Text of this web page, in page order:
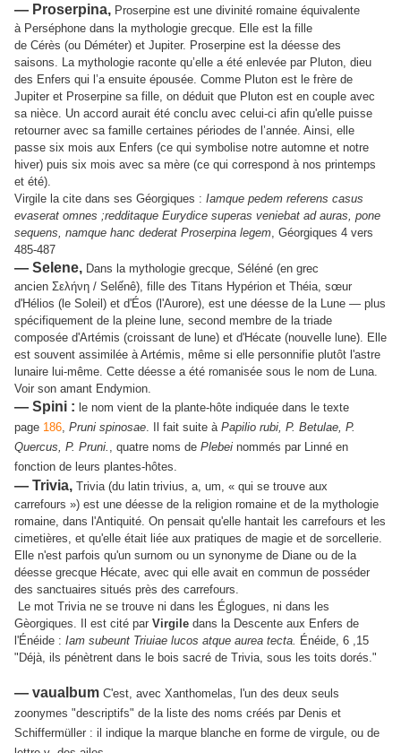
— Proserpina, Proserpine est une divinité romaine équivalente
à Perséphone dans la mythologie grecque. Elle est la fille
de Cérès (ou Déméter) et Jupiter. Proserpine est la déesse des
saisons.
La mythologie raconte qu’elle a été enlevée par Pluton, dieu
des Enfers qui l’a ensuite épousée. Comme Pluton est le frère de
Jupiter et Proserpine sa fille, on déduit que Pluton est en couple avec
sa nièce. Un accord aurait été conclu avec celui-ci afin qu'elle puisse
retourner avec sa famille certaines périodes de l’année. Ainsi, elle
passe six mois aux Enfers (ce qui symbolise notre automne et notre
hiver) puis six mois avec sa mère (ce qui correspond à nos printemps
et été).
Virgile la cite dans ses Géorgiques : Iamque pedem referens casus
evaserat omnes ;redditaque Eurydice superas veniebat ad auras, pone
sequens, namque hanc dederat Proserpina legem , Géorgiques 4 vers
485-487
— Selene, Dans la mythologie grecque, Séléné (en grec
ancien Σελήνη / Selếnê), fille des Titans Hypérion et Théia, sœur
d'Hélios (le Soleil) et d'Éos (l'Aurore), est une déesse de la Lune — plus
spécifiquement de la pleine lune, second membre de la triade
composée d'Artémis (croissant de lune) et d'Hécate (nouvelle lune). Elle
est souvent assimilée à Artémis, même si elle personnifie plutôt l'astre
lunaire lui-même. Cette déesse a été romanisée sous le nom de Luna.
Voir son amant Endymion.
— Spini : le nom vient de la plante-hôte indiquée dans le texte
page 186 Pruni spinosae . Il fait suite à Papilio rubi, P. Betulae, P.
Quercus, P. Pruni.
, quatre noms de Plebei nommés par Linné en
fonction de leurs plantes-hôtes.
— Trivia, Trivia (du latin trivius, a, um , « qui se trouve aux
carrefours ») est une déesse de la religion romaine et de la mythologie
romaine, dans l'Antiquité. On pensait qu'elle hantait les carrefours et les
cimetières, et qu'elle était liée aux pratiques de magie et de sorcellerie.
Elle n'est parfois qu'un surnom ou un synonyme de Diane ou de la
déesse grecque Hécate, avec qui elle avait en commun de posséder
des sanctuaires situés près des carrefours.
Le mot Trivia ne se trouve ni dans les Églogues, ni dans les
Gèorgiques. Il est cité par Virgile dans la Descente aux Enfers de
l'Énéide : Iam subeunt Triuiae lucos atque aurea tecta.
Énéide, 6 ,15
" Déjà, ils pénètrent dans le bois sacré de Trivia, sous les toits dorés."
— vaualbum C'est, avec Xanthomelas, l'un des deux seuls
zoonymes "descriptifs" de la liste des noms créés par Denis et
Schiffermüller : il indique la marque blanche en forme de virgule, ou de